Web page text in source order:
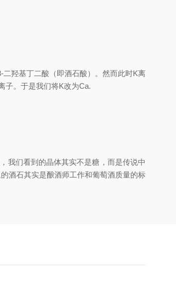
羟基丁二酸（即酒石酸）。然而此时K离
子。于是我们将K改为Ca.
我们看到的晶体其实不是糖，而是传说中
酒石其实是酿酒师工作和葡萄酒质量的标